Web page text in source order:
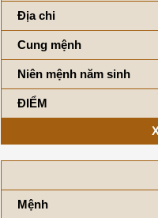
Địa chi
Cung mệnh
Niên mệnh năm sinh
ĐIỂM
Mệnh